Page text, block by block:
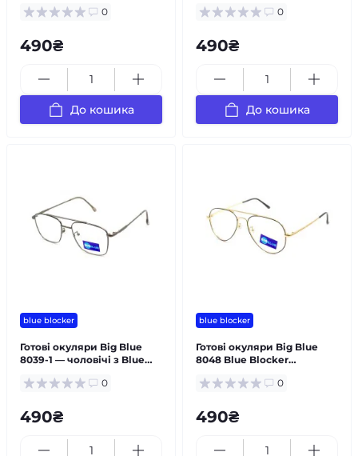
0
490₴
До кошика
0
490₴
До кошика
blue blocker
Готові окуляри Big Blue
8039-1 — чоловічі з Blue
0
490₴
blue blocker
Готові окуляри Big Blue
8048 Blue Blocker
0
490₴